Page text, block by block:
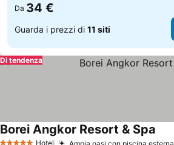
Da 34 €
Guarda i prezzi di 11 siti
Di tendenza
Hotel Ampia oasi con piscina esterna
Borei Angkor Resort & Spa